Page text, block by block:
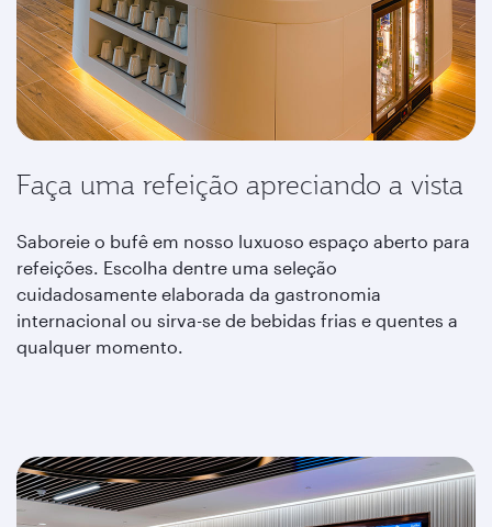
Faça uma refeição apreciando a vista
Saboreie o bufê em nosso luxuoso espaço aberto para
refeições. Escolha dentre uma seleção
cuidadosamente elaborada da gastronomia
internacional ou sirva-se de bebidas frias e quentes a
qualquer momento.